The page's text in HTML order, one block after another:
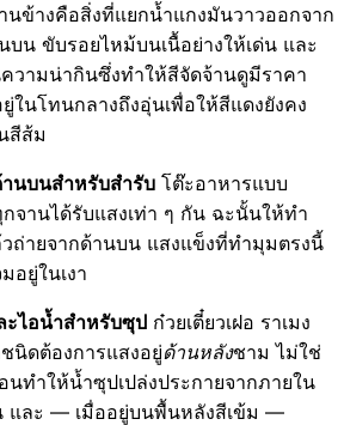
นข้างคือสิ่งที่แยกน้ำแกงมันวาวออกจาก
น ขับรอยไหม้บนเนื้อย่างให้เด่น และ
วามน่ากินซึ่งทำให้สีจัดจ้านดูมีราคา
ในโทนกลางถึงอุ่นเพื่อให้สีแดงยังคง
สีส้ม
นบนสำหรับสำรับ โต๊ะอาหารแบบ
จานได้รับแสงเท่า ๆ กัน ฉะนั้นให้ทำ
ถ่ายจากด้านบน แสงแข็งที่ทำมุมตรงนี้
อยู่ในเงา
ไอน้ำสำหรับซุป ก๋วยเตี๋ยวเฝอ ราเมง
นิดต้องการแสงอยู่ด้านหลังชาม ไม่ใช่
ทำให้น้ำซุปเปล่งประกายจากภายใน
และ — เมื่ออยู่บนพื้นหลังสีเข้ม —